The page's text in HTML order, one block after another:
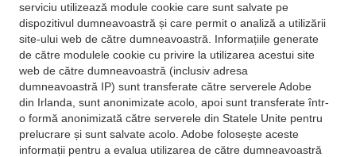
serviciu utilizează module cookie care sunt salvate pe
dispozitivul dumneavoastră și care permit o analiză a utilizării
site-ului web de către dumneavoastră. Informațiile generate
de către modulele cookie cu privire la utilizarea acestui site
web de către dumneavoastră (inclusiv adresa
dumneavoastră IP) sunt transferate către serverele Adobe
din Irlanda, sunt anonimizate acolo, apoi sunt transferate într-
o formă anonimizată către serverele din Statele Unite pentru
prelucrare și sunt salvate acolo. Adobe folosește aceste
informații pentru a evalua utilizarea de către dumneavoastră